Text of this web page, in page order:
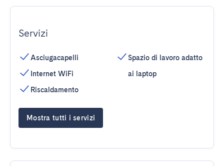
Servizi
Asciugacapelli
Internet WiFi
Riscaldamento
Spazio di lavoro adatto
ai laptop
Mostra tutti i servizi